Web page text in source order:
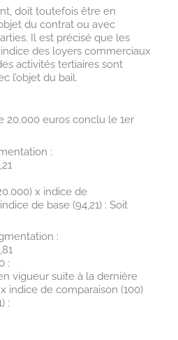
doit toutefois être en
du contrat ou avec
Il est précisé que les
des loyers commerciaux
activités tertiaires sont
l’objet du bail.
20.000 euros conclu le 1er
:
x indice de
de base (94,21) : Soit
:
:
vigueur suite à la dernière
indice de comparaison (100)
: